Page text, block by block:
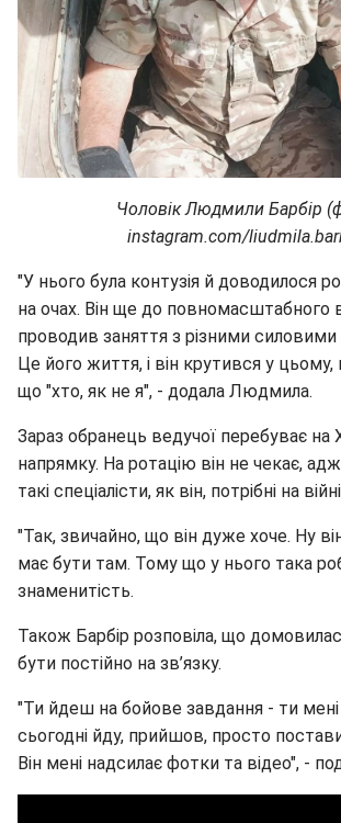
Чоловік Людмили Барбір
instagram.com/
"У нього була контузія й доводилося
на очах. Він ще до повномасштабного
проводив заняття з різними
Це його життя, і він крутився у цьому,
що "хто, як не я", - додала Людмила.
Зараз обранець ведучої перебуває на
напрямку. На ротацію він не чекає,
такі спеціалісти, як він, потрібні на
"Так, звичайно, що він дуже хоче. Ну
має бути там. Тому що у нього така
знаменитість.
Також Барбір розповіла, що
бути постійно на зв’язку.
"Ти йдеш на бойове завдання - ти
сьогодні йду, прийшов, просто
Він мені надсилає фотки та відео", -